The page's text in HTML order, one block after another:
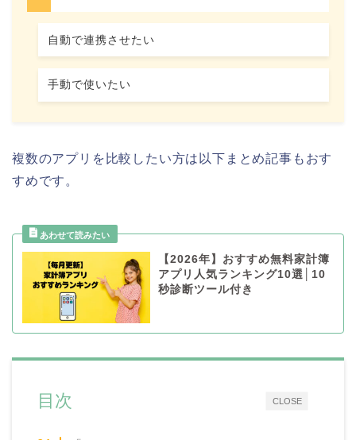
自動で連携させたい
手動で使いたい
複数のアプリを比較したい方は以下まとめ記事もおす
すめです。
【2026年】おすすめ無料家計簿
アプリ人気ランキング10選│10
秒診断ツール付き
CLOSE
目次